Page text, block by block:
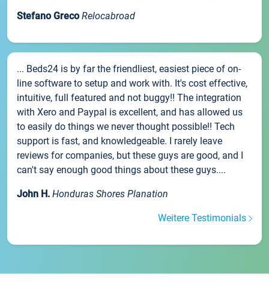
Stefano Greco Relocabroad
... Beds24 is by far the friendliest, easiest piece of on-
line software to setup and work with. It's cost effective,
intuitive, full featured and not buggy!! The integration
with Xero and Paypal is excellent, and has allowed us
to easily do things we never thought possible!! Tech
support is fast, and knowledgeable. I rarely leave
reviews for companies, but these guys are good, and I
can't say enough good things about these guys....
John H. Honduras Shores Planation
Weitere Testimonials